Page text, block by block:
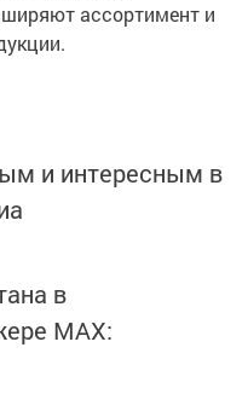
ассортимент и
и интересным в
в
MАХ: